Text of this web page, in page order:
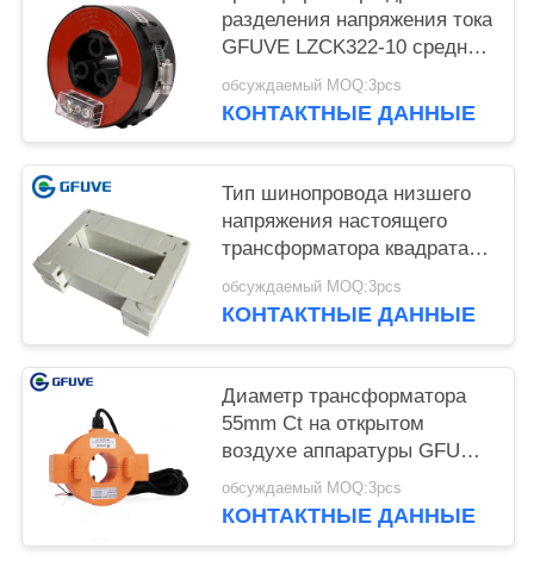
разделения напряжения тока
GFUVE LZCK322-10 средний
настоящий, струбцина 10KV
на настоящем
трансформаторе
обсуждаемый MOQ:3pcs
КОНТАКТНЫЕ ДАННЫЕ
Тип шинопровода низшего
напряжения настоящего
трансформатора квадрата d
GFUVE FU120 5 лет срока
пригодности
обсуждаемый MOQ:3pcs
КОНТАКТНЫЕ ДАННЫЕ
Диаметр трансформатора
55mm Ct на открытом
воздухе аппаратуры GFUVE
LZCK-36 настоящий
внутренний для
электрической системы Ac
обсуждаемый MOQ:3pcs
КОНТАКТНЫЕ ДАННЫЕ